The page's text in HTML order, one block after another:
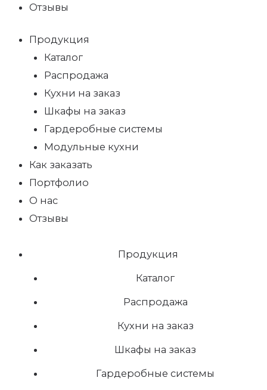
Отзывы
Продукция
Каталог
Распродажа
Кухни на заказ
Шкафы на заказ
Гардеробные системы
Модульные кухни
Как заказать
Портфолио
О нас
Отзывы
Продукция
Каталог
Распродажа
Кухни на заказ
Шкафы на заказ
Гардеробные системы